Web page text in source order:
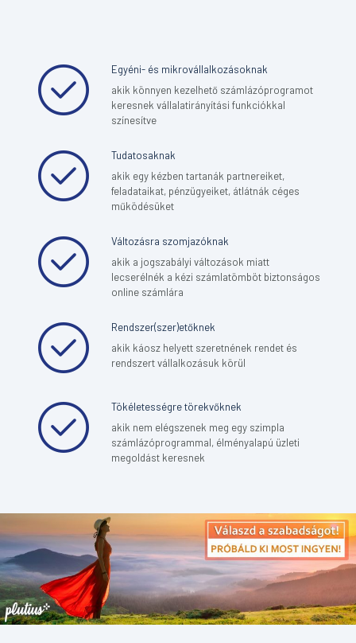
Egyéni- és mikrovállalkozásoknak
akik könnyen kezelhető számlázóprogramot
keresnek vállalatirányítási funkciókkal
színesítve
Tudatosaknak
akik egy kézben tartanák partnereiket,
feladataikat, pénzügyeiket, átlátnák céges
működésüket
Változásra szomjazóknak
akik a jogszabályi változások miatt
lecserélnék a kézi számlatömböt biztonságos
online számlára
Rendszer(szer)etőknek
akik káosz helyett szeretnének rendet és
rendszert vállalkozásuk körül
Tökéletességre törekvőknek
akik nem elégszenek meg egy szimpla
számlázóprogrammal, élményalapú üzleti
megoldást keresnek